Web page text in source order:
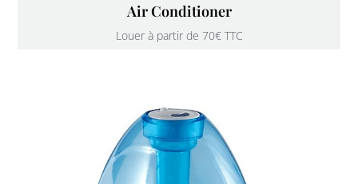
Air Conditioner
Louer à partir de 70€ TTC